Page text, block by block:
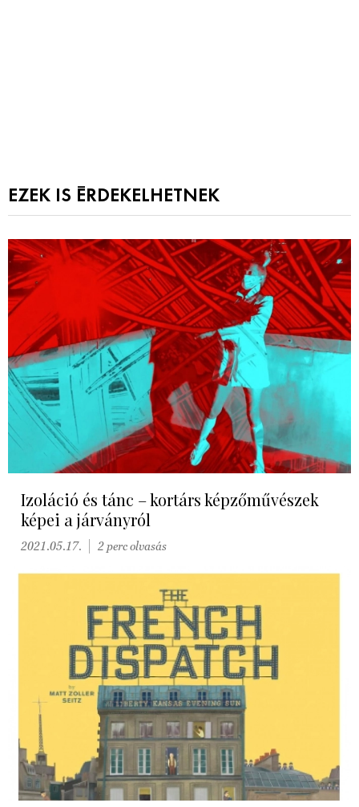
EZEK IS ÉRDEKELHETNEK
Izoláció és tánc – kortárs képzőművészek
képei a járványról
2021.05.17. 2 perc olvasás